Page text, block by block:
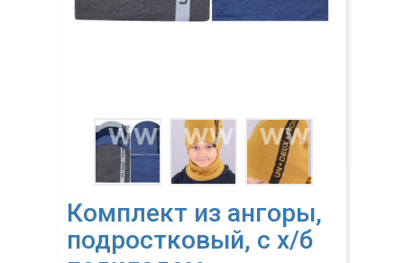
Комплект из ангоры,
подростковый, c х/б